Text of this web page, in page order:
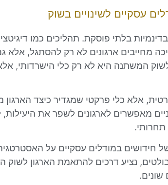
עסקיים לשינויים בשוק
בלתי פוסקת. תהליכים כמו
מחייבים ארגונים לא רק להסתגל, אלא
המשתנה היא לא רק כלי הישרדותי,
אלא כלי פרקטי שמגדיר כיצד הארגון
מאפשרים לארגונים לשפר את
תחרותי.
במודלים עסקיים על
בולטים, נציע דרכים להתאמת הארגון
שונים.